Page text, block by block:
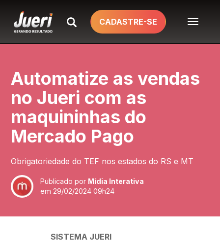
CADASTRE-SE
Automatize as vendas
no Jueri com as
maquininhas do
Mercado Pago
Obrigatoriedade do TEF nos estados do RS e MT
Publicado por Mídia Interativa
em 29/02/2024 09h24
SISTEMA JUERI